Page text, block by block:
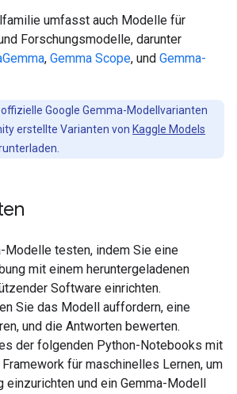
umfasst auch Modelle für
Forschungsmodelle, darunter
, Gemma Scope, und Gemma-
Google Gemma-Modellvarianten
erstellte Varianten von Kaggle Models
Modelle testen, indem Sie eine
mit einem heruntergeladenen
Software einrichten.
Sie das Modell auffordern, eine
und die Antworten bewerten.
der folgenden Python-Notebooks mit
für maschinelles Lernen, um
einzurichten und ein Gemma-Modell